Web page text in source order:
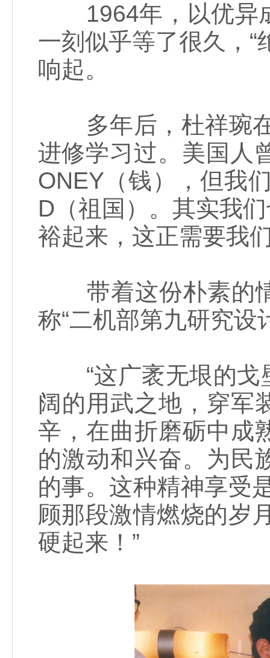
1964年，以优异成
一刻似乎等了很久，“
响起。
多年后，杜祥琬在
进修学习过。美国人
ONEY（钱），但我
D（祖国）。其实我
裕起来，这正需要我
带着这份朴素的情
称“二机部第九研究设
“这广袤无垠的戈
阔的用武之地，穿军
辛，在曲折磨砺中成
的激动和兴奋。为民
的事。这种精神享受
顾那段激情燃烧的岁
硬起来！”